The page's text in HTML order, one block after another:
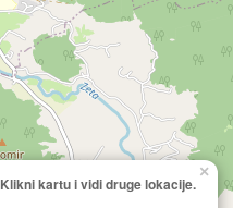
Klikni kartu i vidi druge lokacije.
×